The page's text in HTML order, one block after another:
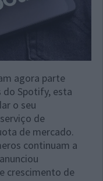
agora parte
Spotify, esta
o seu
de
de mercado.
continuam a
crescimento de